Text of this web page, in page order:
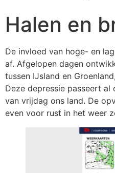
Halen en
De invloed van hoge- en
af. Afgelopen dagen
tussen IJsland en
Deze depressie passeert
van vrijdag ons land. De
even voor rust in het weer